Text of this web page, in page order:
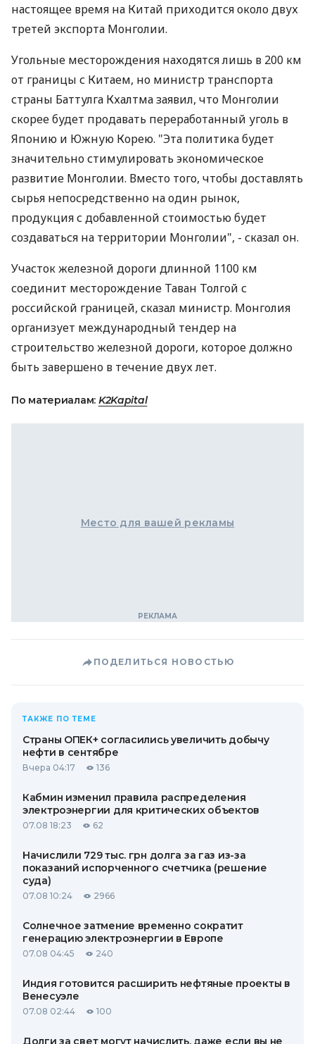
настоящее время на Китай приходится около двух
третей экспорта Монголии.
Угольные месторождения находятся лишь в 200 км
от границы с Китаем, но министр транспорта
страны Баттулга Кхалтма заявил, что Монголии
скорее будет продавать переработанный уголь в
Японию и Южную Корею. "Эта политика будет
значительно стимулировать экономическое
развитие Монголии. Вместо того, чтобы доставлять
сырья непосредственно на один рынок,
продукция с добавленной стоимостью будет
создаваться на территории Монголии", - сказал он.
Участок железной дороги длинной 1100 км
соединит месторождение Таван Толгой с
российской границей, сказал министр. Монголия
организует международный тендер на
строительство железной дороги, которое должно
быть завершено в течение двух лет.
По материалам: K2Kapital
Место для вашей рекламы
ПОДЕЛИТЬСЯ НОВОСТЬЮ
ТАКЖЕ ПО ТЕМЕ
Страны ОПЕК+ согласились увеличить добычу
нефти в сентябре
Вчера 04:17 136
Кабмин изменил правила распределения
электроэнергии для критических объектов
07.08 18:23 62
Начислили 729 тыс. грн долга за газ из-за
показаний испорченного счетчика (решение
суда)
07.08 10:24 2966
Солнечное затмение временно сократит
генерацию электроэнергии в Европе
07.08 04:45 240
Индия готовится расширить нефтяные проекты в
Венесуэле
07.08 02:44 100
Долги за свет могут начислить, даже если вы не